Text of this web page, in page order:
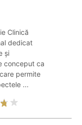
Clinică
dedicat
și
conceput ca
permite
...